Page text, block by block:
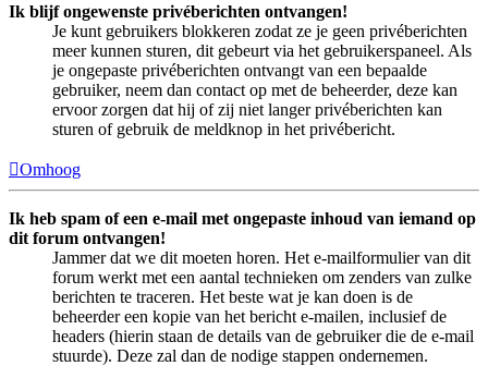
Ik blijf ongewenste privéberichten ontvangen!
Je kunt gebruikers blokkeren zodat ze je geen privéberichten
meer kunnen sturen, dit gebeurt via het gebruikerspaneel. Als
je ongepaste privéberichten ontvangt van een bepaalde
gebruiker, neem dan contact op met de beheerder, deze kan
ervoor zorgen dat hij of zij niet langer privéberichten kan
sturen of gebruik de meldknop in het privébericht.
Omhoog
Ik heb spam of een e-mail met ongepaste inhoud van iemand op
dit forum ontvangen!
Jammer dat we dit moeten horen. Het e-mailformulier van dit
forum werkt met een aantal technieken om zenders van zulke
berichten te traceren. Het beste wat je kan doen is de
beheerder een kopie van het bericht e-mailen, inclusief de
headers (hierin staan de details van de gebruiker die de e-mail
stuurde). Deze zal dan de nodige stappen ondernemen.